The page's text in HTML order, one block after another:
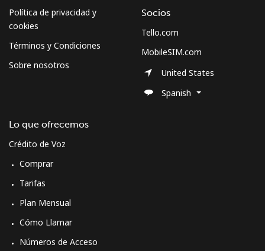
Política de privacidad y
cookies
Términos y Condiciones
Sobre nosotros
Lo que ofrecemos
Crédito de Voz
Comprar
Tarifas
Plan Mensual
Cómo Llamar
Números de Acceso
Socios
Tello.com
MobileSIM.com
United States
Spanish